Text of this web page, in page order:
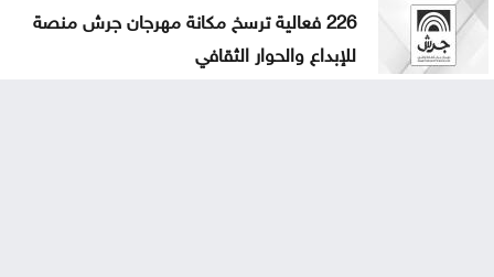
226 فعالية ترسخ مكانة مهرجان جرش منصة
للإبداع والحوار الثقافي